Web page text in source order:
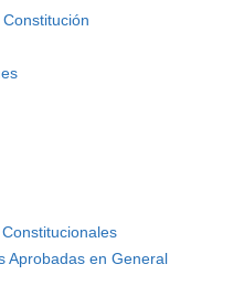
Aprobadas en General